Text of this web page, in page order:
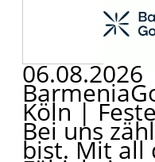
06.08.2026
Köln|
Bei uns
bist. Mit all